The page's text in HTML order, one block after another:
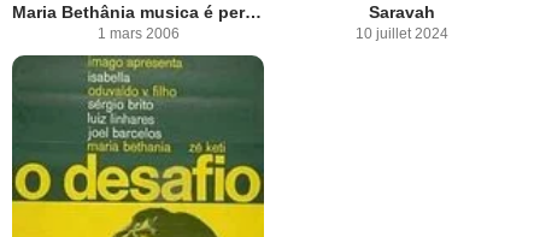
Maria Bethânia musica é perfumé
1 mars 2006
Saravah
10 juillet 2024